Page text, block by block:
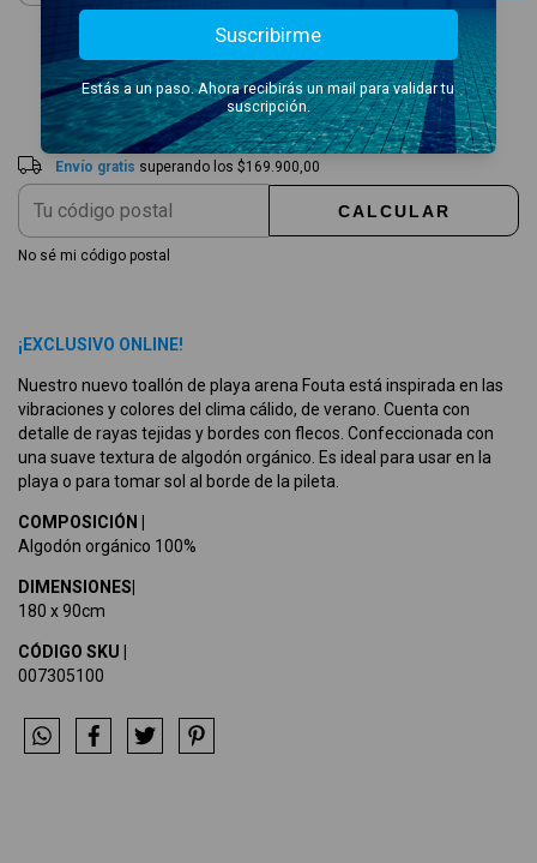
Envío gratis $169.900,00
Entregas para el CP: CAMBIAR CP
Envío gratis superando los $169.900,00
CALCULAR
No sé mi código postal
¡EXCLUSIVO ONLINE!
Nuestro nuevo toallón de playa arena Fouta está inspirada en las
vibraciones y colores del clima cálido, de verano. Cuenta con
detalle de rayas tejidas y bordes con flecos. Confeccionada con
una suave textura de algodón orgánico. Es ideal para usar en la
playa o para tomar sol al borde de la pileta.
COMPOSICIÓN |
Algodón orgánico 100%
DIMENSIONES|
180 x 90cm
CÓDIGO SKU |
007305100
Suscribirme
Estás a un paso. Ahora recibirás un mail para validar tu
suscripción.